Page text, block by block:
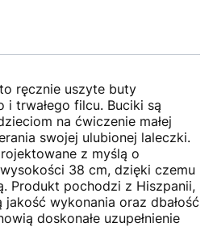
to ręcznie uszyte buty
i trwałego filcu. Buciki są
na ćwiczenie małej
swojej ulubionej laleczki.
z myślą o
38 cm, dzięki czemu
Produkt pochodzi z Hiszpanii,
wykonania oraz dbałość
doskonałe uzupełnienie